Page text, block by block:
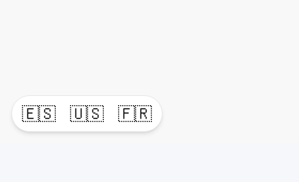
🇪🇸 🇺🇸 🇫🇷